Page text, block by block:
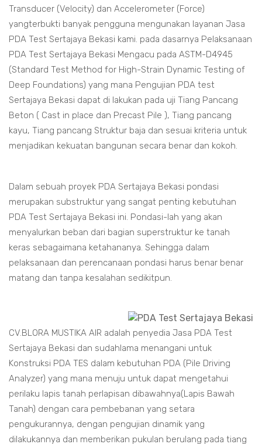
Transducer (Velocity) dan Accelerometer (Force)
yangterbukti banyak pengguna mengunakan layanan Jasa
PDA Test Sertajaya Bekasi kami. pada dasarnya Pelaksanaan
PDA Test Sertajaya Bekasi Mengacu pada ASTM-D4945
(Standard Test Method for High-Strain Dynamic Testing of
Deep Foundations) yang mana Pengujian PDA test
Sertajaya Bekasi dapat di lakukan pada uji Tiang Pancang
Beton ( Cast in place dan Precast Pile ), Tiang pancang
kayu, Tiang pancang Struktur baja dan sesuai kriteria untuk
menjadikan kekuatan bangunan secara benar dan kokoh.
Dalam sebuah proyek PDA Sertajaya Bekasi pondasi
merupakan substruktur yang sangat penting kebutuhan
PDA Test Sertajaya Bekasi ini. Pondasi-lah yang akan
menyalurkan beban dari bagian superstruktur ke tanah
keras sebagaimana ketahananya. Sehingga dalam
pelaksanaan dan perencanaan pondasi harus benar benar
matang dan tanpa kesalahan sedikitpun.
CV.BLORA MUSTIKA AIR adalah penyedia Jasa PDA Test
Sertajaya Bekasi dan sudahlama menangani untuk
Konstruksi PDA TES dalam kebutuhan PDA (Pile Driving
Analyzer) yang mana menuju untuk dapat mengetahui
perilaku lapis tanah perlapisan dibawahnya(Lapis Bawah
Tanah) dengan cara pembebanan yang setara
pengukurannya, dengan pengujian dinamik yang
dilakukannya dan memberikan pukulan berulang pada tiang